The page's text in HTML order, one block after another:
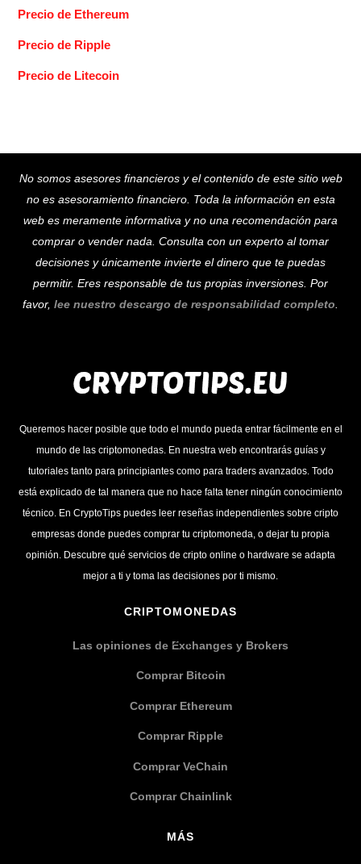
Precio de Ethereum
Precio de Ripple
Precio de Litecoin
To
Top
No somos asesores financieros y el contenido de este sitio web
no es asesoramiento financiero. Toda la información en esta
web es meramente informativa y no una recomendación para
comprar o vender nada. Consulta con un experto al tomar
decisiones y únicamente invierte el dinero que te puedas
permitir. Eres responsable de tus propias inversiones. Por
favor, lee nuestro descargo de responsabilidad completo
Queremos hacer posible que todo el mundo pueda entrar fácilmente en el
mundo de las criptomonedas. En nuestra web encontrarás guías y
tutoriales tanto para principiantes como para traders avanzados. Todo
está explicado de tal manera que no hace falta tener ningún conocimiento
técnico. En CryptoTips puedes leer reseñas independientes sobre cripto
empresas donde puedes comprar tu criptomoneda, o dejar tu propia
opinión. Descubre qué servicios de cripto online o hardware se adapta
mejor a ti y toma las decisiones por ti mismo.
CRIPTOMONEDAS
Las opiniones de Exchanges y Brokers
Comprar Bitcoin
Comprar Ethereum
Comprar Ripple
Comprar VeChain
Comprar Chainlink
MÁS